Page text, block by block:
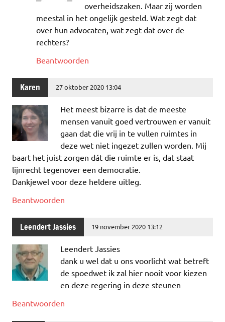
overheidszaken. Maar zij worden
meestal in het ongelijk gesteld. Wat zegt dat
over hun advocaten, wat zegt dat over de
rechters?
Beantwoorden
Karen 27 oktober 2020 13:04
Het meest bizarre is dat de meeste
mensen vanuit goed vertrouwen er vanuit
gaan dat die vrij in te vullen ruimtes in
deze wet niet ingezet zullen worden. Mij
baart het juist zorgen dát die ruimte er is, dat staat
lijnrecht tegenover een democratie.
Dankjewel voor deze heldere uitleg.
Beantwoorden
Leendert Jassies 19 november 2020 13:12
Leendert Jassies
dank u wel dat u ons voorlicht wat betreft
de spoedwet ik zal hier nooit voor kiezen
en deze regering in deze steunen
Beantwoorden